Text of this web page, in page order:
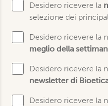
Desidero ricevere la
selezione dei
Desidero ricevere la
meglio della
Desidero ricevere la
newsletter di
Desidero ricevere la